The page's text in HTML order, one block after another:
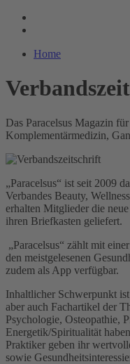
Home
Das Paracelsus Magazin
Komplementärmedizin,
„Paracelsus“ ist seit 2009
Verbandes Beauty,
erhalten Mitglieder die
ihren Briefkasten geliefert.
„Paracelsus“ zählt mit
den meistgelesenen
zudem als App verfügbar.
Inhaltlicher Schwerpunkt
aber auch Fachartikel der
Psychologie, Osteopathie,
Energetik/Spiritualität
Praktiker geben ihr
sowie